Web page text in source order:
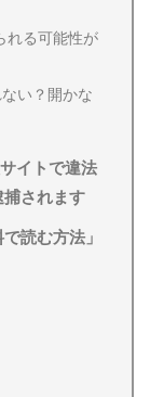
れる可能性が
い？開かな
イトで違法
されます
読む方法」